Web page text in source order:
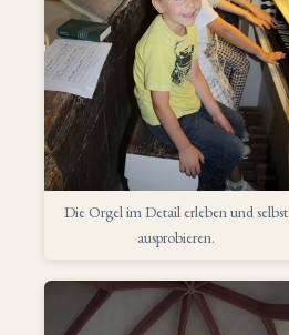
Die Orgel im Detail erleben und selbst
ausprobieren.